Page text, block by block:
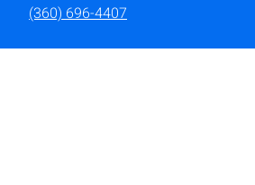
(360) 696-4407